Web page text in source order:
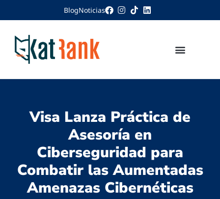
BlogNoticias
Visa Lanza Práctica de
Asesoría en
Ciberseguridad para
Combatir las Aumentadas
Amenazas Cibernéticas